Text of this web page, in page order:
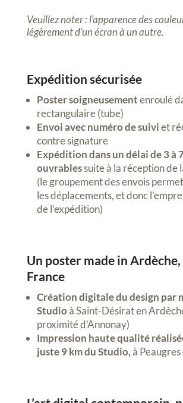
Veuillez noter : l’apparence des
légèrement d’un écran à un autre.
Expédition sécurisée
Poster soigneusementenroulé
rectangulaire (tube)
Envoi avec numéro de suiviet
contre signature
Expédition dans un délai de 3 à
ouvrablessuite à la réception de
(le groupement des envois
les déplacements, et donc
de l’expédition)
Un poster made in
France
Création digitale du design par
Studioà Saint-Désirat en
proximité d’Annonay)
Impression haute qualité
juste 9 km du Studio,à